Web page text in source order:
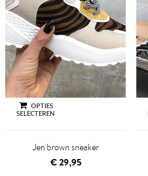
OPTIES
SELECTEREN
Jen brown sneaker
€29,95